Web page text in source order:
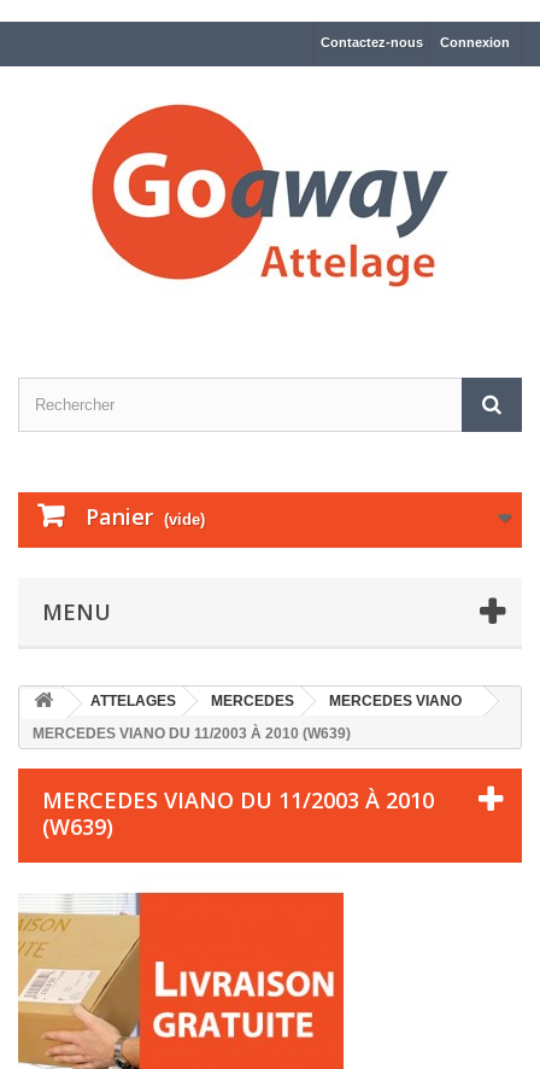
Connexion
Contactez-nous
Panier (vide)
MENU
ATTELAGES MERCEDES
MERCEDES VIANO
MERCEDES VIANO DU 11/2003 À 2010 (W639)
MERCEDES VIANO DU 11/2003 À 2010
(W639)